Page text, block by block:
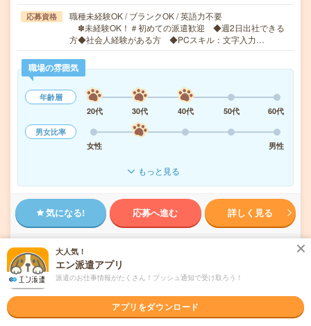
応募資格
職種未経験OK / ブランクOK / 英語力不要
✽未経験OK！＃初めての派遣歓迎 ◆週2日出社できる
方◆社会人経験がある方 ◆PCスキル：文字入力…
職場の雰囲気
年齢層
20代
30代 40代 50代
60代
男女比率
女性
男性
もっと見る
気になる! 応募へ進む 詳しく見る
未読 掲載日 2026/08/07
＼週3日在宅✦定時で退勤／抹茶＊ほうじ茶♥
大人気！
エン派遣アプリ
派遣のお仕事情報がたくさん！プッシュ通知で受け取ろう！
アプリをダウンロード